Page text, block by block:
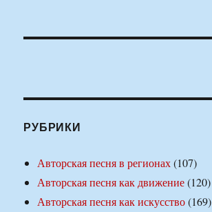
РУБРИКИ
Авторская песня в регионах(107)
Авторская песня как движение(120)
Авторская песня как искусство(169)